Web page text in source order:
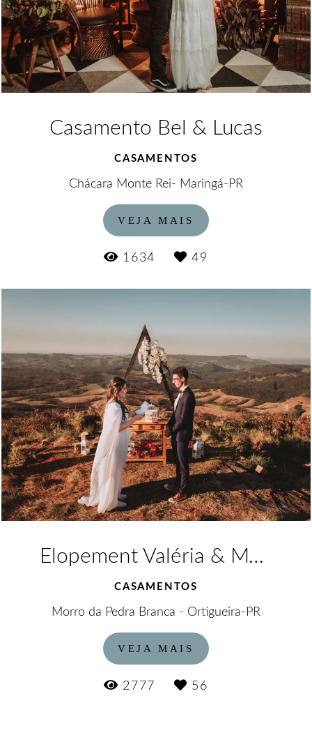
Casamento Bel & Lucas
CASAMENTOS
Chácara Monte Rei- Maringá-PR
VEJA MAIS
1634 49
Elopement Valéria & Mateus
CASAMENTOS
Morro da Pedra Branca - Ortigueira-PR
VEJA MAIS
2777 56